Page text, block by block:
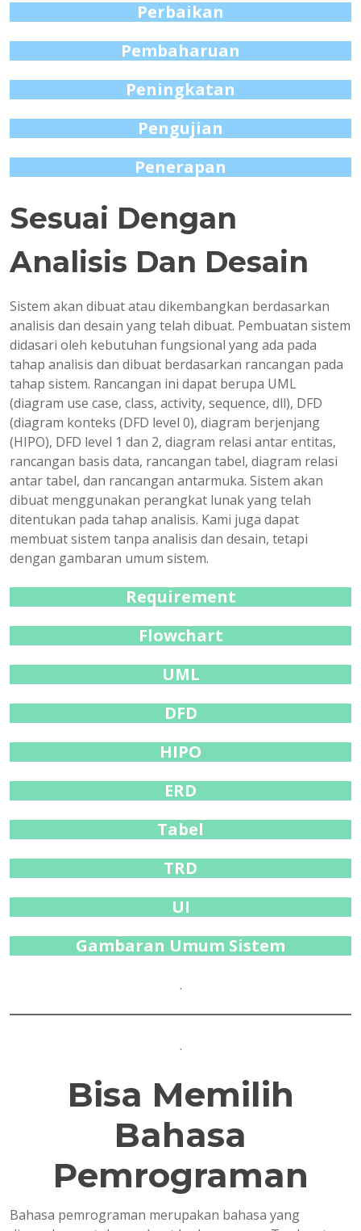
Perbaikan
Pembaharuan
Peningkatan
Pengujian
Penerapan
Sesuai Dengan
Analisis Dan Desain
Sistem akan dibuat atau dikembangkan berdasarkan
analisis dan desain yang telah dibuat. Pembuatan sistem
didasari oleh kebutuhan fungsional yang ada pada
tahap analisis dan dibuat berdasarkan rancangan pada
tahap sistem. Rancangan ini dapat berupa UML
(diagram use case, class, activity, sequence, dll), DFD
(diagram konteks (DFD level 0), diagram berjenjang
(HIPO), DFD level 1 dan 2, diagram relasi antar entitas,
rancangan basis data, rancangan tabel, diagram relasi
antar tabel, dan rancangan antarmuka. Sistem akan
dibuat menggunakan perangkat lunak yang telah
ditentukan pada tahap analisis. Kami juga dapat
membuat sistem tanpa analisis dan desain, tetapi
dengan gambaran umum sistem.
Requirement
Flowchart
UML
DFD
HIPO
ERD
Tabel
TRD
UI
Gambaran Umum Sistem
.
.
Bisa Memilih
Bahasa
Pemrograman
Bahasa pemrograman merupakan bahasa yang